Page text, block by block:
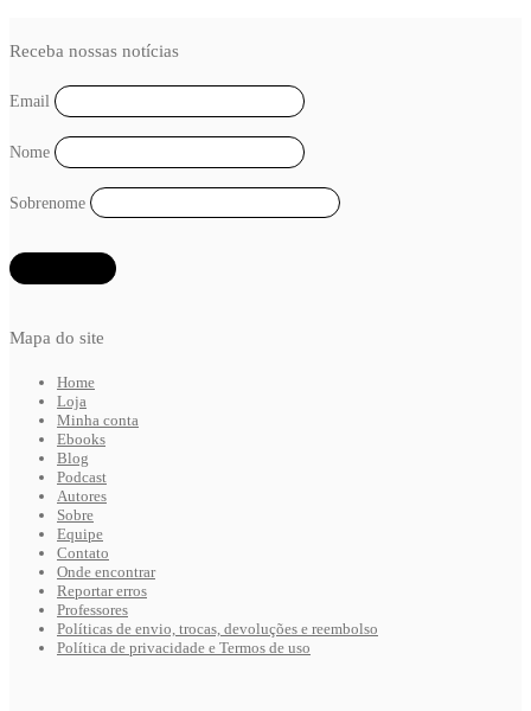
Mapa do site
Home
Loja
Minha conta
Ebooks
Blog
Podcast
Autores
Sobre
Equipe
Contato
Onde encontrar
Reportar erros
Professores
Políticas de envio, trocas, devoluções e reembolso
Política de privacidade e Termos de uso
Receba nossas notícias
Email
Nome
Sobrenome